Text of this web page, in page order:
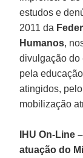
estudos e
2011 da
Humanos,
divulgação do
pela
atingidos,
mobilização
IHU On-Line
atuação do